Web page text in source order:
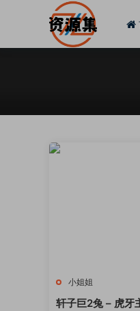
小姐姐
轩子巨2兔 – 虎牙